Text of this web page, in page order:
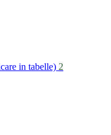
in tabelle) 2